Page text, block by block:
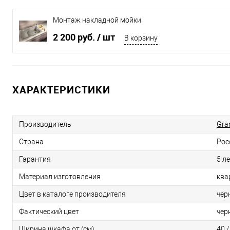
Монтаж накладной мойки
2 200 руб. / шт В корзину
ХАРАКТЕРИСТИКИ
Производитель
Страна
Гарантия 5
Материал изготовления
Цвет в каталоге производителя
Фактический цвет